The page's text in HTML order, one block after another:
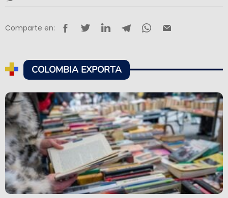
Comparte en:
COLOMBIA EXPORTA